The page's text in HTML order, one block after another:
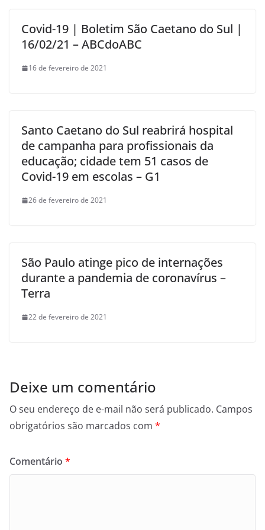
Covid-19 | Boletim São Caetano do Sul |
16/02/21 – ABCdoABC
16 de fevereiro de 2021
Santo Caetano do Sul reabrirá hospital
de campanha para profissionais da
educação; cidade tem 51 casos de
Covid-19 em escolas – G1
26 de fevereiro de 2021
São Paulo atinge pico de internações
durante a pandemia de coronavírus –
Terra
22 de fevereiro de 2021
Deixe um comentário
O seu endereço de e-mail não será publicado. Campos
obrigatórios são marcados com *
Comentário *